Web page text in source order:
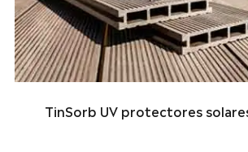
TinSorb UV protectores